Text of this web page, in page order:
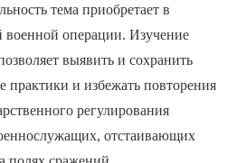
тема приобретает в
военной операции. Изучение
выявить и сохранить
практики и избежать повторения
регулирования
отстаивающих